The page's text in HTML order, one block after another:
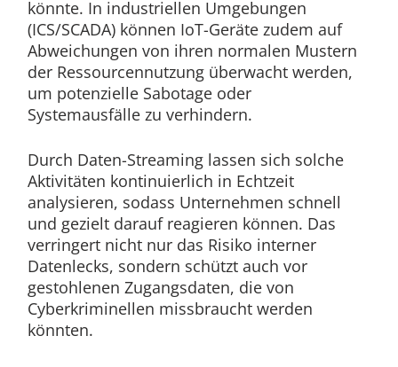
könnte. In industriellen Umgebungen
(ICS/SCADA) können IoT-Geräte zudem auf
Abweichungen von ihren normalen Mustern
der Ressourcennutzung überwacht werden,
um potenzielle Sabotage oder
Systemausfälle zu verhindern.
Durch Daten-Streaming lassen sich solche
Aktivitäten kontinuierlich in Echtzeit
analysieren, sodass Unternehmen schnell
und gezielt darauf reagieren können. Das
verringert nicht nur das Risiko interner
Datenlecks, sondern schützt auch vor
gestohlenen Zugangsdaten, die von
Cyberkriminellen missbraucht werden
könnten.